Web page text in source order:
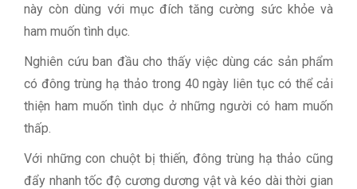
này còn dùng với mục đích tăng cường sức khỏe và
ham muốn tình dục.
Nghiên cứu ban đầu cho thấy việc dùng các sản phẩm
có đông trùng hạ thảo trong 40 ngày liên tục có thể cải
thiện ham muốn tình dục ở những người có ham muốn
thấp.
Với những con chuột bị thiến, đông trùng hạ thảo cũng
đẩy nhanh tốc độ cương dương vật và kéo dài thời gian